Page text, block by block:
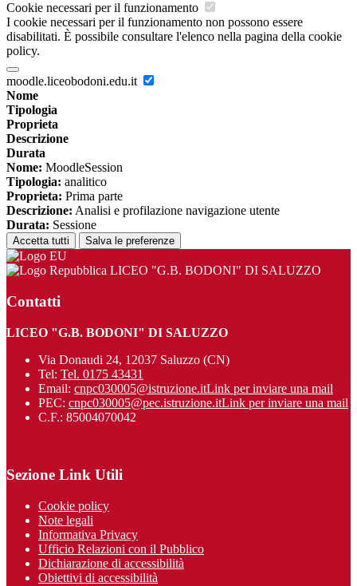
Cookie necessari per il funzionamento
I cookie necessari per il funzionamento non possono essere
disabilitati. È possibile consultare l'elenco nella pagina della cookie
policy.
moodle.liceobodoni.edu.it
Nome
Tipologia
Proprieta
Descrizione
Durata
Nome: MoodleSession
Tipologia: analitico
Proprieta: Prima parte
Descrizione: Analisi e profilazione navigazione utente
Durata: Sessione
Accetta tutti Salva le preferenze
LICEO "G.B. BODONI" DI SALUZZO
Contatti
LICEO "G.B. BODONI" DI SALUZZO
Via Donaudi 24, 12037 Saluzzo (CN)
Tel: Tel. 0175 43431
Email: cnpc030005@istruzione.itLink per inviare una mail
PEC: cnpc030005@pec.istruzione.itLink per inviare una mail
C.F.: 85004070042
Sezione Link Utili
Cookie policy
Note legali
Informativa Privacy
Ufficio Relazioni con il Pubblico
Dichiarazione di accessibilità
Obiettivi di accessibilità